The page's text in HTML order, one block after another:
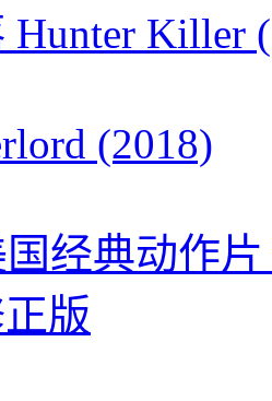
Hunter Killer
(2018)
国经典动作
版